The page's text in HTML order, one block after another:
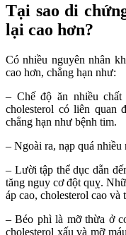
Tại sao di
lại cao hơn?
Có nhiều nguyên nhân
cao hơn, chẳng hạn như:
– Chế độ ăn nhiều chất
cholesterol có liên quan
chẳng hạn như bệnh tim.
– Ngoài ra, nạp quá nhiều
– Lười tập thể dục dẫn
tăng nguy cơ đột quỵ.
áp cao, cholesterol cao và
– Béo phì là mỡ thừa ở
cholesterol xấu và mỡ